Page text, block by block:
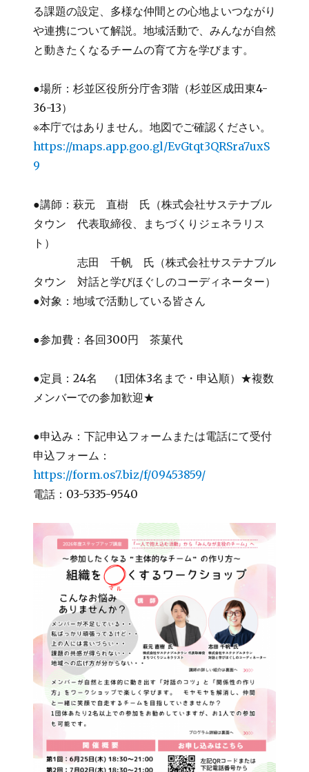
る課題の設定、多様な仲間との心地よいつながり
や連携について解説。地域活動で、みんなが自然
と動きたくなるチームの育て方を学びます。
●場所：杉並区役所分庁舎3階（杉並区成田東4-
36-13）
※本庁ではありません。地図でご確認ください。
https://maps.app.goo.gl/EvGtqt3QRSra7uxS
9
●講師：萩元 直樹 氏（株式会社サステナブル
タウン 代表取締役、まちづくりジェネラリス
ト）
志田 千帆 氏（株式会社サステナブル
タウン 対話と学びほぐしのコーディネーター）
●対象：地域で活動している皆さん
●参加費：各回300円 茶菓代
●定員：24名 （1団体3名まで・申込順）★複数
メンバーでの参加歓迎★
●申込み：下記申込フォームまたは電話にて受付
申込フォーム：
https://form.os7.biz/f/09453859/
電話：03-5335-9540